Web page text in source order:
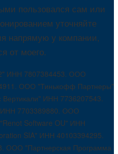
пользовался сам или
уточняйте
напрямую у компании,
от моего.
ИНН 7807384453. ООО
ООО "Тинькофф Партнеры"
ИНН 7736207543.
ИНН 7703389880. ООО
Software OU" ИНН
SIA" ИНН 40103394295.
ООО "Партнерская Программа